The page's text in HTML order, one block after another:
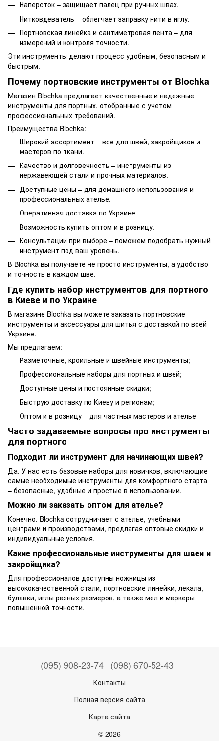
Наперсток – защищает палец при ручных швах.
Нитковдеватель – облегчает заправку нити в иглу.
Портновская линейка и сантиметровая лента – для
измерений и контроля точности.
Эти инструменты делают процесс удобным, безопасным и
быстрым.
Почему портновские инструменты от Blochka
Магазин Blochka предлагает качественные и надежные
инструменты для портных, отобранные с учетом
профессиональных требований.
Преимущества Blochka:
Широкий ассортимент – все для швей, закройщиков и
мастеров по ткани.
Качество и долговечность – инструменты из
нержавеющей стали и прочных материалов.
Доступные цены – для домашнего использования и
профессиональных ателье.
Оперативная доставка по Украине.
Возможность купить оптом и в розницу.
Консультации при выборе – поможем подобрать нужный
инструмент под ваш уровень.
В Blochka вы получаете не просто инструменты, а удобство
и точность в каждом шве.
Где купить набор инструментов для портного
в Киеве и по Украине
В магазине Blochka вы можете заказать портновские
инструменты и аксессуары для шитья с доставкой по всей
Украине.
Мы предлагаем:
Разметочные, кроильные и швейные инструменты;
Профессиональные наборы для портных и швей;
Доступные цены и постоянные скидки;
Быструю доставку по Киеву и регионам;
Оптом и в розницу – для частных мастеров и ателье.
Часто задаваемые вопросы про инструменты
для портного
Подходит ли инструмент для начинающих швей?
Да. У нас есть базовые наборы для новичков, включающие
самые необходимые инструменты для комфортного старта
– безопасные, удобные и простые в использовании.
Можно ли заказать оптом для ателье?
Конечно. Blochka сотрудничает с ателье, учебными
центрами и производствами, предлагая оптовые скидки и
индивидуальные условия.
Какие профессиональные инструменты для швеи и
закройщика?
Для профессионалов доступны ножницы из
высококачественной стали, портновские линейки, лекала,
булавки, иглы разных размеров, а также мел и маркеры
повышенной точности.
(095) 908-23-74 (098) 670-52-43
Контакты
Полная версия сайта
Карта сайта
© 2026